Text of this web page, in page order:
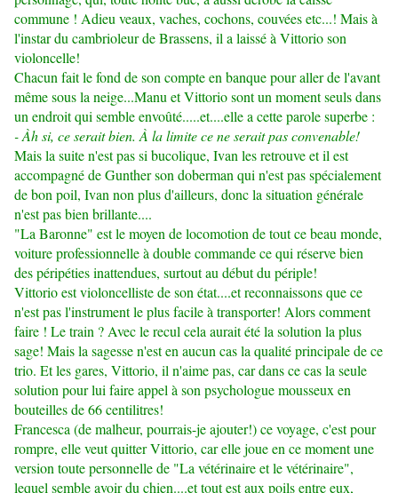
commune ! Adieu veaux, vaches, cochons, couvées etc...! Mais à
l'instar du cambrioleur de Brassens, il a laissé à Vittorio son
violoncelle!
Chacun fait le fond de son compte en banque pour aller de l'avant
même sous la neige...Manu et Vittorio sont un moment seuls dans
un endroit qui semble envoûté.....et....elle a cette parole superbe :
- Àhsi, ce serait bien. À la limite ce ne serait pas convenable!
Mais la suite n'est pas si bucolique, Ivan les retrouve et il est
accompagné de Gunther son doberman qui n'est pas spécialement
de bon poil, Ivan non plus d'ailleurs, donc la situation générale
n'est pas bien brillante....
"La Baronne" est le moyen de locomotion de tout ce beau monde,
voiture professionnelle à double commande ce qui réserve bien
des péripéties inattendues, surtout au début du périple!
Vittorio est violoncelliste de son état....et reconnaissons que ce
n'est pas l'instrument le plus facile à transporter! Alors comment
faire ! Le train ? Avec le recul cela aurait été la solution la plus
sage! Mais la sagesse n'est en aucun cas la qualité principale de ce
trio. Et les gares, Vittorio, il n'aime pas, car dans ce cas la seule
solution pour lui faire appel à son psychologue mousseux en
bouteilles de 66 centilitres!
Francesca (de malheur, pourrais-je ajouter!) ce voyage, c'est pour
rompre, elle veut quitter Vittorio, car elle joue en ce moment une
version toute personnelle de "La vétérinaire et le vétérinaire",
lequel semble avoir du chien....et tout est aux poils entre eux,